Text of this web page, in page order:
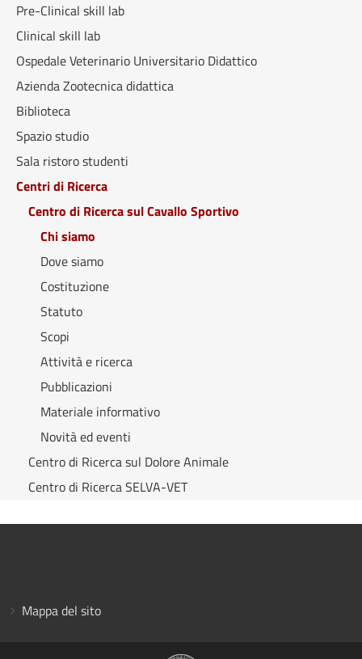
Pre-Clinical skill lab
Clinical skill lab
Ospedale Veterinario Universitario Didattico
Azienda Zootecnica didattica
Biblioteca
Spazio studio
Sala ristoro studenti
Centri di Ricerca
Centro di Ricerca sul Cavallo Sportivo
Chi siamo
Dove siamo
Costituzione
Statuto
Scopi
Attività e ricerca
Pubblicazioni
Materiale informativo
Novità ed eventi
Centro di Ricerca sul Dolore Animale
Centro di Ricerca SELVA-VET
Mappa del sito